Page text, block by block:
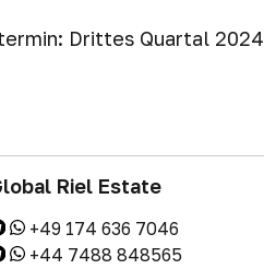
Drittes Quartal 2024
Riel Estate
+49 174 636 7046
+44 7488 848565